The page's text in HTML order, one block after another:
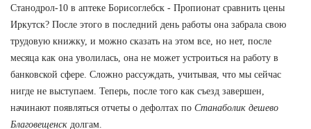
Станодрол-10 в аптеке Борисоглебск - Пропионат сравнить цены
Иркутск? После этого в последний день работы она забрала свою
трудовую книжку, и можно сказать на этом все, но нет, после
месяца как она уволилась, она не может устроиться на работу в
банковской сфере. Сложно рассуждать, учитывая, что мы сейчас
нигде не выступаем. Теперь, после того как съезд завершен,
начинают появляться отчеты о дефолтах по Станаболик дешево
Благовещенск долгам.